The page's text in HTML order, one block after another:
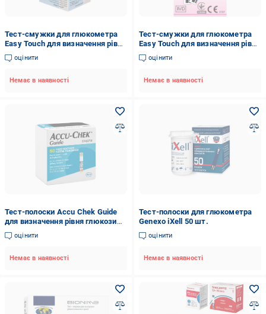
Тест-смужки для глюкометра
Easy Touch для визначення рівня
холестерину 25 шт. (AN001095)
оцінити
Немає в наявності
Тест-смужки для глюкометра
Easy Touch для визначення рівня
холестерину 25 шт. (17617297)
оцінити
Немає в наявності
Тест-полоски Accu Chek Guide
для визначення рівня глюкози
50 шт.
оцінити
Немає в наявності
Тест-полоски для глюкометра
Genexo iXell 50 шт.
оцінити
Немає в наявності